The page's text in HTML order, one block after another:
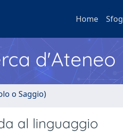
Home
d'Ateneo
o Saggio)
al linguaggio